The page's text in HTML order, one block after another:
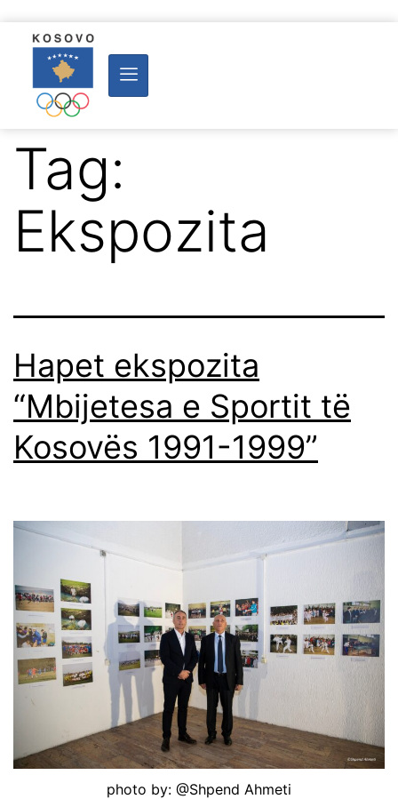
Tag:
Ekspozita
Hapet ekspozita
“Mbijetesa e Sportit të
Kosovës 1991-1999”
photo by: @Shpend Ahmeti